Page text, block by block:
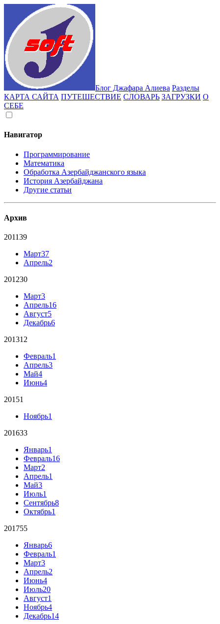
Блог Джафара Алиева Разделы
КАРТА САЙТА ПУТЕШЕСТВИЕ СЛОВАРЬ ЗАГРУЗКИ О
СЕБЕ
Навигатор
Программирование
Математика
Обработка Азербайджанского языка
История Азербайджана
Другие статьи
Архив
201139
Март37
Апрель2
201230
Март3
Апрель16
Август5
Декабрь6
201312
Февраль1
Апрель3
Май4
Июнь4
20151
Ноябрь1
201633
Январь1
Февраль16
Март2
Апрель1
Май3
Июль1
Сентябрь8
Октябрь1
201755
Январь6
Февраль1
Март3
Апрель2
Июнь4
Июль20
Август1
Ноябрь4
Декабрь14